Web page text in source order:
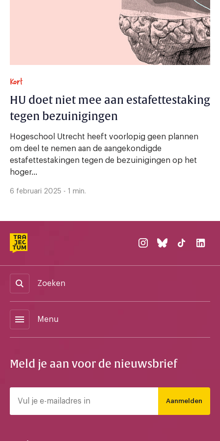
Kort
HU doet niet mee aan estafettestaking
tegen bezuinigingen
Hogeschool Utrecht heeft voorlopig geen plannen
om deel te nemen aan de aangekondigde
estafettestakingen tegen de bezuinigingen op het
hoger...
6 februari 2025 - 1 min.
Zoeken
menu Menu
Meld je aan voor de nieuwsbrief
Aanmelden